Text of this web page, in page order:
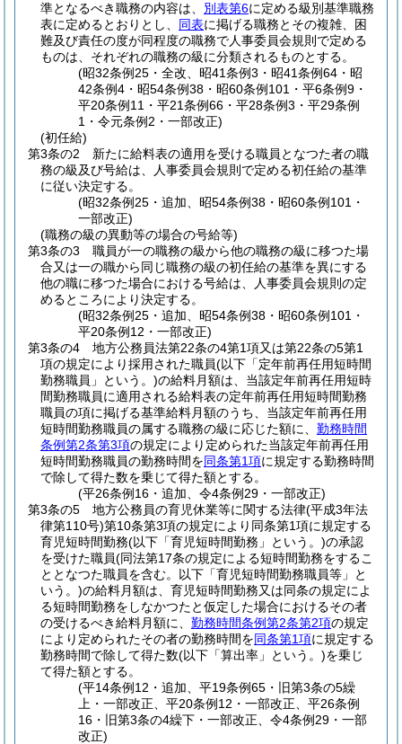
準となるべき職務の内容は、 別表第6に定める級別基準職務
表に定めるとおりとし、 同表に掲げる職務とその複雑、困
難及び責任の度が同程度の職務で人事委員会規則で定める
ものは、それぞれの職務の級に分類されるものとする。
(昭32条例25・全改、昭41条例3・昭41条例64・昭
42条例4・昭54条例38・昭60条例101・平6条例9・
平20条例11・平21条例66・平28条例3・平29条例
1・令元条例2・一部改正)
(初任給)
第3条の2
新たに給料表の適用を受ける職員となつた者の職
務の級及び号給は、人事委員会規則で定める初任給の基準
に従い決定する。
(昭32条例25・追加、昭54条例38・昭60条例101・
一部改正)
(職務の級の異動等の場合の号給等)
第3条の3
職員が一の職務の級から他の職務の級に移つた場
合又は一の職から同じ職務の級の初任給の基準を異にする
他の職に移つた場合における号給は、人事委員会規則の定
めるところにより決定する。
(昭32条例25・追加、昭54条例38・昭60条例101・
平20条例12・一部改正)
第3条の4
地方公務員法第22条の4第1項又は第22条の5第1
項の規定により採用された職員(以下「定年前再任用短時間
勤務職員」という。)の給料月額は、当該定年前再任用短時
間勤務職員に適用される給料表の定年前再任用短時間勤務
職員の項に掲げる基準給料月額のうち、当該定年前再任用
短時間勤務職員の属する職務の級に応じた額に、 勤務時間
条例第2条第3項の規定により定められた当該定年前再任用
短時間勤務職員の勤務時間を同条第1項に規定する勤務時間
で除して得た数を乗じて得た額とする。
(平26条例16・追加、令4条例29・一部改正)
第3条の5
地方公務員の育児休業等に関する法律(平成3年法
律第110号)第10条第3項の規定により同条第1項に規定する
育児短時間勤務(以下「育児短時間勤務」という。)の承認
を受けた職員(同法第17条の規定による短時間勤務をするこ
ととなつた職員を含む。以下「育児短時間勤務職員等」と
いう。)の給料月額は、育児短時間勤務又は同条の規定によ
る短時間勤務をしなかつたと仮定した場合におけるその者
の受けるべき給料月額に、 勤務時間条例第2条第2項の規定
により定められたその者の勤務時間を同条第1項に規定する
勤務時間で除して得た数(以下「算出率」という。)を乗じ
て得た額とする。
(平14条例12・追加、平19条例65・旧第3条の5繰
上・一部改正、平20条例12・一部改正、平26条例
16・旧第3条の4繰下・一部改正、令4条例29・一部
改正)